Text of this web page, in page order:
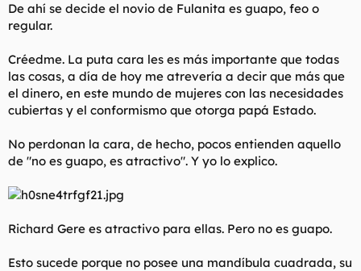
Otro caso es el de un vecino mío, más joven que yo, y me
parece un tío con una cara guapísima y unos ojazos tremendos.
apariencia descuidada. Ese muchacho se pone las pilas y
arrasaría, pero no se come, que sepa, un colín y eso que tiene
una espectacular cara.
Estoy otra vez bajando de peso, y en los próximos meses
casualidad, empezaré a ligar más, aunque mi personalidad sea
la misma.
¿Qué opinan ustedes?
De ahí se decide el novio de Fulanita es guapo, feo o
regular.
Créedme. La puta cara les es más importante que todas
las cosas, a día de hoy me atrevería a decir que más que
el dinero, en este mundo de mujeres con las necesidades
cubiertas y el conformismo que otorga papá Estado.
No perdonan la cara, de hecho, pocos entienden aquello
de "no es guapo, es atractivo". Y yo lo explico.
Richard Gere es atractivo para ellas. Pero no es guapo.
Esto sucede porque no posee una mandíbula cuadrada, su